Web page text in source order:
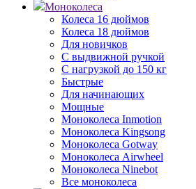
Моноколеса
Колеса 16 дюймов
Колеса 18 дюймов
Для новичков
С выдвижной ручкой
С нагрузкой до 150 кг
Быстрые
Для начинающих
Мощные
Моноколеса Inmotion
Моноколеса Kingsong
Моноколеса Gotway
Моноколеса Airwheel
Моноколеса Ninebot
Все моноколеса